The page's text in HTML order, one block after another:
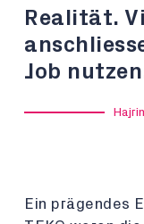
Realität.
Job
Ein prägendes